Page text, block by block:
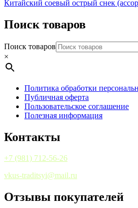
Китайский соевый острый снек
Поиск товаров
Поиск товаров
×
Политика обработки
Публичная оферта
Пользовательское соглашение
Полезная информация
Контакты
+7 (981) 712-56-26
vkus-traditsyi@mail.ru
Отзывы покупателей